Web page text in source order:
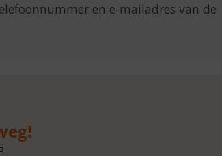
en e-mailadres van de